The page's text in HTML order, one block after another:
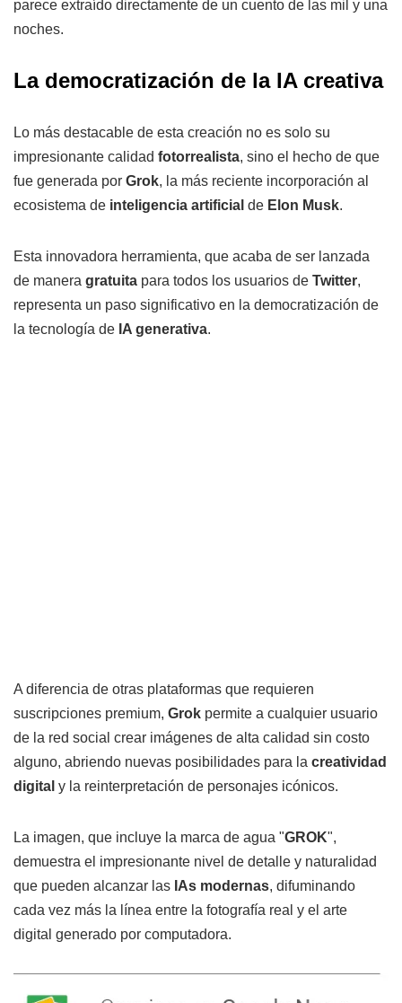
parece extraído directamente de un cuento de las mil y una
noches.
La democratización de la IA creativa
Lo más destacable de esta creación no es solo su
impresionante calidad fotorrealista, sino el hecho de que
fue generada por Grok, la más reciente incorporación al
ecosistema de inteligencia artificial de Elon Musk.
Esta innovadora herramienta, que acaba de ser lanzada
de manera gratuita para todos los usuarios de Twitter,
representa un paso significativo en la democratización de
la tecnología de IA generativa.
A diferencia de otras plataformas que requieren
suscripciones premium, Grok permite a cualquier usuario
de la red social crear imágenes de alta calidad sin costo
alguno, abriendo nuevas posibilidades para la creatividad
digital y la reinterpretación de personajes icónicos.
La imagen, que incluye la marca de agua "GROK",
demuestra el impresionante nivel de detalle y naturalidad
que pueden alcanzar las IAs modernas, difuminando
cada vez más la línea entre la fotografía real y el arte
digital generado por computadora.